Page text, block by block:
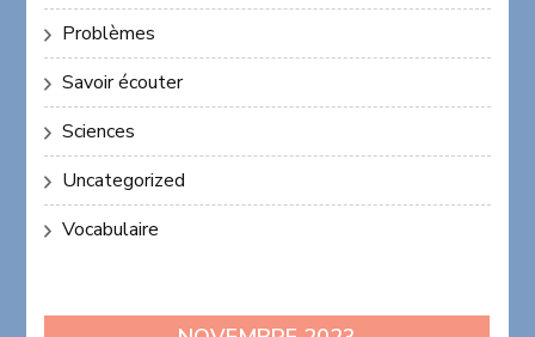
Problèmes
Savoir écouter
Sciences
Uncategorized
Vocabulaire